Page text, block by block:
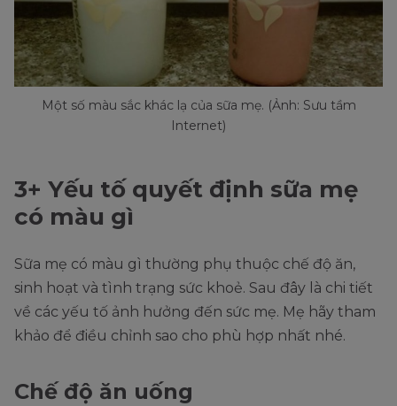
Một số màu sắc khác lạ của sữa mẹ. (Ảnh: Sưu tầm
Internet)
3+ Yếu tố quyết định sữa mẹ
có màu gì
Sữa mẹ có màu gì thường phụ thuộc chế độ ăn,
sinh hoạt và tình trạng sức khoẻ. Sau đây là chi tiết
về các yếu tố ảnh hưởng đến sức mẹ. Mẹ hãy tham
khảo để điều chỉnh sao cho phù hợp nhất nhé.
Chế độ ăn uống